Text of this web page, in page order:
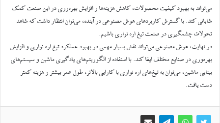
می‌تواند به بهبود کیفیت محصولات، کاهش هزینه‌ها و افزایش بهره‌وری در این صنعت کمک
شایانی کند. با گسترش کاربردهای هوش مصنوعی در آینده، می‌توان انتظار داشت که شاهد
تحولات چشمگیری در صنعت تیغ اره نواری باشیم.
در نهایت، هوش مصنوعی می‌تواند نقش بسیار مهمی در بهبود عملکرد تیغ اره نواری و افزایش
بهره‌وری در صنایع مختلف ایفا کند. با استفاده از الگوریتم‌های یادگیری ماشین و سیستم‌های
بینایی ماشین، می‌توان به تیغ‌های اره نواری با کارایی بالاتر، طول عمر بیشتر و هزینه کمتر
دست یافت.